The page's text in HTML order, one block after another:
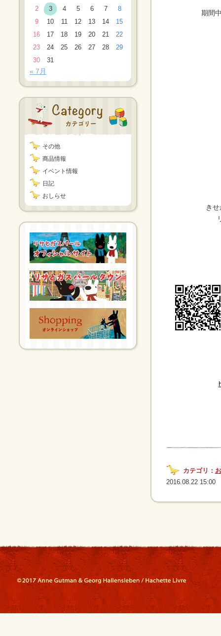
2
3 4 5 6 7
8
9
10 11 12 13 14
15
16
17 18 19 20 21
22
23
24 25 26 27 28
29
30
31
« 7月
その他
商品情報
イベント情報
日記
おしらせ
期間
き
カテゴリ：
2016.08.22 15:00